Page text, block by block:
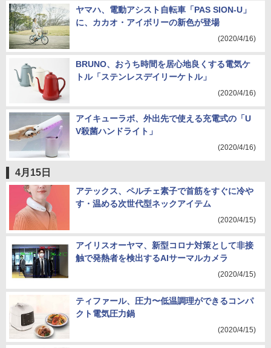
ヤマハ、電動アシスト自転車「PAS SION-U」
に、カカオ・アイボリーの新色が登場
(2020/4/16)
BRUNO、おうち時間を居心地良くする電気ケ
トル「ステンレスデイリーケトル」
(2020/4/16)
アイキューラボ、外出先で使える充電式の「U
V殺菌ハンドライト」
(2020/4/16)
4月15日
アテックス、ペルチェ素子で首筋をすぐに冷や
す・温める次世代型ネックアイテム
(2020/4/15)
アイリスオーヤマ、新型コロナ対策として非接
触で発熱者を検出するAIサーマルカメラ
(2020/4/15)
ティファール、圧力〜低温調理ができるコンパ
クト電気圧力鍋
(2020/4/15)